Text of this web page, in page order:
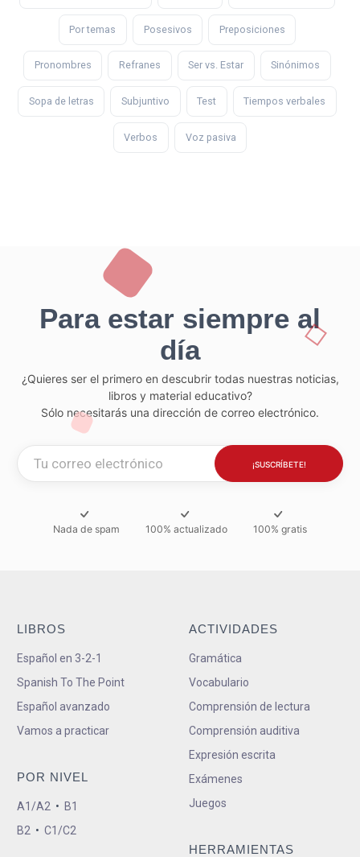
Por temas Posesivos Preposiciones
Pronombres Refranes Ser vs. Estar Sinónimos
Sopa de letras Subjuntivo Test Tiempos verbales
Verbos Voz pasiva
Para estar siempre al
día
¿Quieres ser el primero en descubrir todas nuestras noticias,
libros y material educativo?
Sólo necesitarás una dirección de correo electrónico.
Nada de spam 100% actualizado 100% gratis
LIBROS
Español en 3-2-1
Spanish To The Point
Español avanzado
Vamos a practicar
POR NIVEL
A1/A2 • B1
B2 • C1/C2
ACTIVIDADES
Gramática
Vocabulario
Comprensión de lectura
Comprensión auditiva
Expresión escrita
Exámenes
Juegos
HERRAMIENTAS